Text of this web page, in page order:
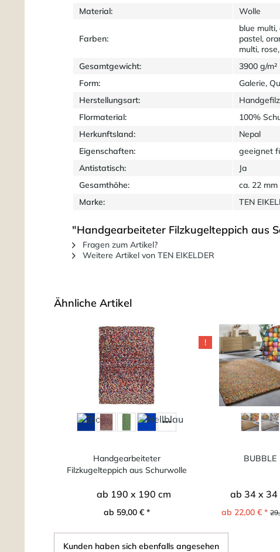
Material:
Wolle
Farben:
blue
pastel,
multi,
Gesamtgewicht:
3900 g/m²
Form:
Galerie,
Herstellungsart:
Flormaterial:
100%
Herkunftsland:
Nepal
Eigenschaften:
geeignet
Antistatisch:
Ja
Gesamthöhe:
ca. 22 mm
Marke:
TEN
"Handgearbeiteter Filzkugelteppich aus
Fragen zum Artikel?
Weitere Artikel von TEN EIKELDER
Ähnliche Artikel
Handgearbeiteter
Filzkugelteppich aus Schurwolle
ab 190 x 190 cm
ab 59,00 € *
!
BUBBLE
ab 34 x 34
ab 22,00 € *
Kunden haben sich ebenfalls angesehen